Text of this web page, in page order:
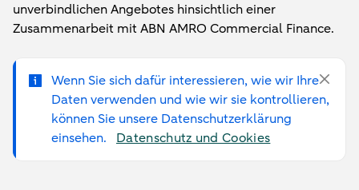
unverbindlichen Angebotes hinsichtlich einer
Zusammenarbeit mit ABN AMRO Commercial Finance.
Wenn Sie sich dafür interessieren, wie wir Ihre
Daten verwenden und wie wir sie kontrollieren,
können Sie unsere Datenschutzerklärung
einsehen.
Datenschutz und Cookies